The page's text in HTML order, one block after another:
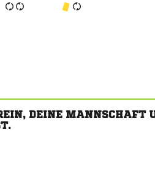
DEINE MANNSCHAFT